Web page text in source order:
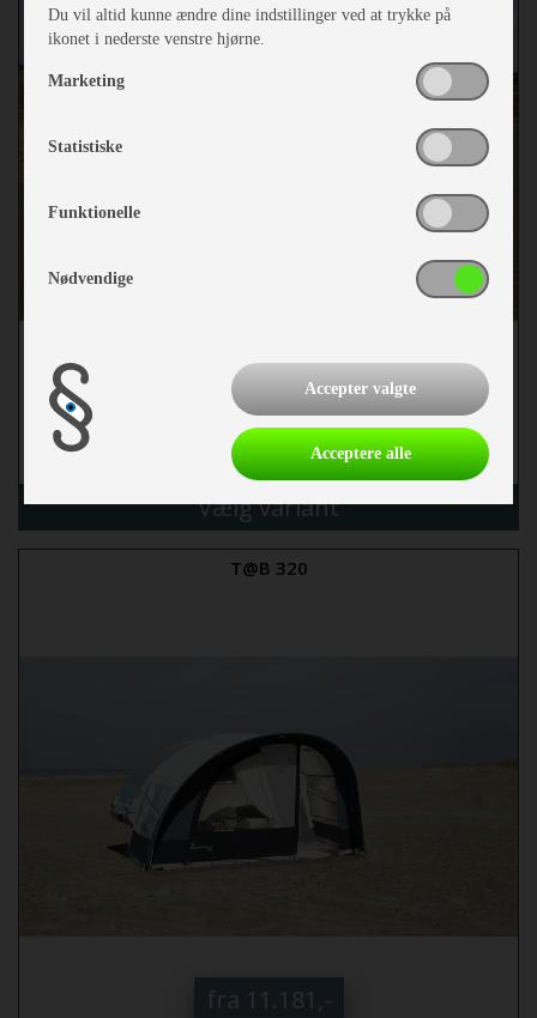
Antal varianter 5
mere
Vælg variant
T@B 320
fra 11.181,-
Du vil altid kunne ændre dine indstillinger ved at trykke på
ikonet i nederste venstre hjørne.
Marketing
Statistiske
Funktionelle
Nødvendige
Accepter valgte
Acceptere alle